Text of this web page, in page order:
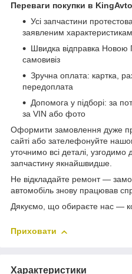
Переваги покупки в
Усі запчастини
заявленим характеристикам
Швидка відправка Новою
самовивіз
Зручна оплата: картка,
передоплата
Допомога у підборі: за
за VIN або фото
Оформити замовлення дуже
сайті або зателефонуйте
уточнимо всі деталі, узгодимо
запчастину якнайшвидше.
Не відкладайте ремонт —
автомобіль знову працював
Дякуємо, що обираєте нас —
Приховати
Характеристики